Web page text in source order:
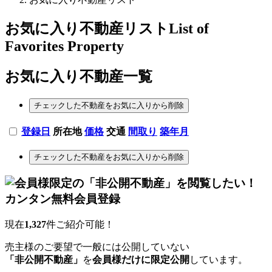
お気に入り不動産リストList of
Favorites Property
お気に入り不動産一覧
チェックした不動産をお気に入りから削除
登録日 所在地 価格 交通 間取り 築年月
チェックした不動産をお気に入りから削除
現在1,327件ご紹介可能！
売主様のご要望で一般には公開していない
「非公開不動産」 を会員様だけに限定公開 しています。